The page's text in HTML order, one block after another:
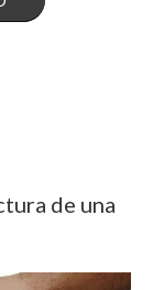
EXITOSA
de una